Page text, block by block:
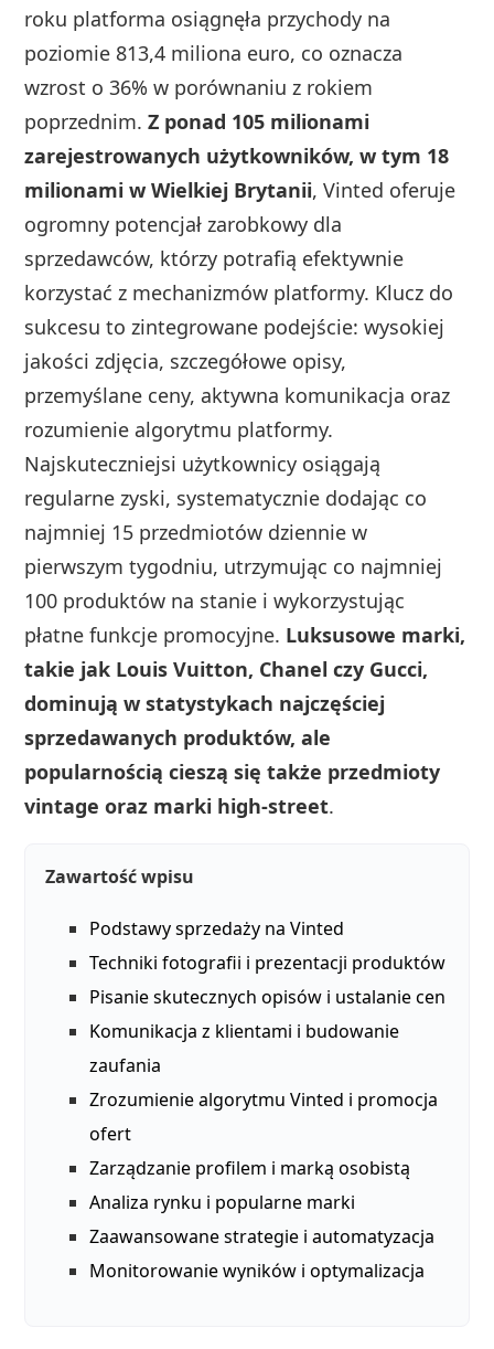
roku platforma osiągnęła przychody na
poziomie 813,4 miliona euro, co oznacza
wzrost o 36% w porównaniu z rokiem
poprzednim.Z ponad 105 milionami
zarejestrowanych użytkowników, w tym 18
milionami w Wielkiej Brytanii, Vinted oferuje
ogromny potencjał zarobkowy dla
sprzedawców, którzy potrafią efektywnie
korzystać z mechanizmów platformy. Klucz do
sukcesu to zintegrowane podejście: wysokiej
jakości zdjęcia, szczegółowe opisy,
przemyślane ceny, aktywna komunikacja oraz
rozumienie algorytmu platformy.
Najskuteczniejsi użytkownicy osiągają
regularne zyski, systematycznie dodając co
najmniej 15 przedmiotów dziennie w
pierwszym tygodniu, utrzymując co najmniej
100 produktów na stanie i wykorzystując
płatne funkcje promocyjne. Luksusowe marki,
takie jak Louis Vuitton, Chanel czy Gucci,
dominują w statystykach najczęściej
sprzedawanych produktów, ale
popularnością cieszą się także przedmioty
vintage oraz marki high-street.
Zawartość wpisu
Podstawy sprzedaży na Vinted
Techniki fotografii i prezentacji produktów
Pisanie skutecznych opisów i ustalanie cen
Komunikacja z klientami i budowanie
zaufania
Zrozumienie algorytmu Vinted i promocja
ofert
Zarządzanie profilem i marką osobistą
Analiza rynku i popularne marki
Zaawansowane strategie i automatyzacja
Monitorowanie wyników i optymalizacja